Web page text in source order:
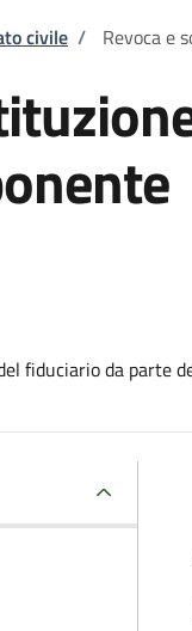
civile / Revoca e
fiduciario da parte